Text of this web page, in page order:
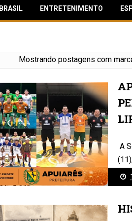
BRASIL ENTRETENIMENTO
Mostrando postagens com
A